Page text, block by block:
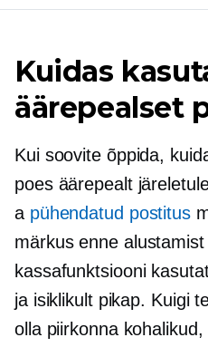
Kuidas
äärepealset
Kui soovite õppida,
poes äärepealt
a pühendatud postitus
märkus enne
kassafunktsiooni
ja isiklikultpikap. Kuigi
olla piirkonna